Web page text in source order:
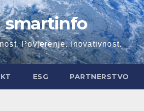
smartinfo
Povjerenje. Inovativnost.
ESG PARTNERSTVO